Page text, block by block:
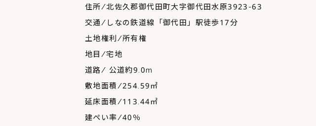
住所/北佐久郡御代田町大字御代田水原3923-63
交通/しなの鉄道線「御代田」駅徒歩17分
土地権利/所有権
地目/宅地
道路/ 公道約9.0m
敷地面積/254.59㎡
延床面積/113.44㎡
建ぺい率/40％